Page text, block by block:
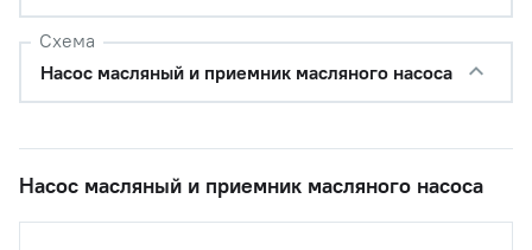
Схема
Насос масляный и приемник масляного насоса
Насос масляный и приемник масляного насоса